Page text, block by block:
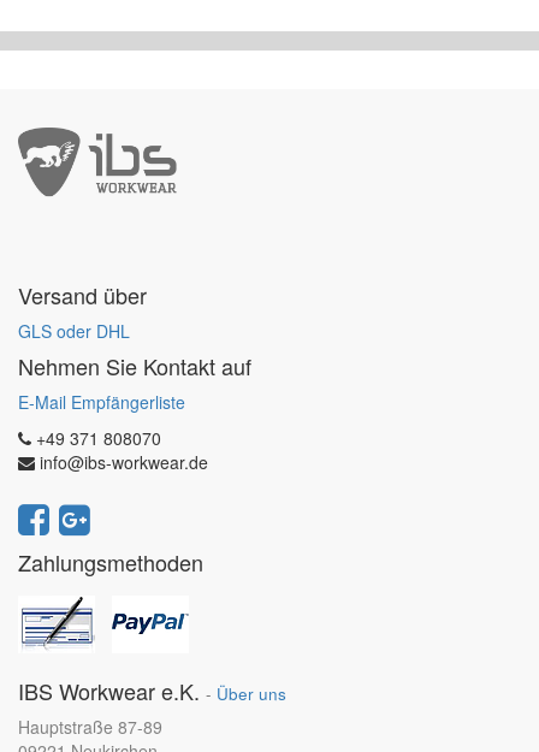
Versand über
GLS oder DHL
Nehmen Sie Kontakt auf
E-Mail Empfängerliste
+49 371 808070
info@ibs-workwear.de
Zahlungsmethoden
IBS Workwear e.K. - Über uns
Hauptstraße 87-89